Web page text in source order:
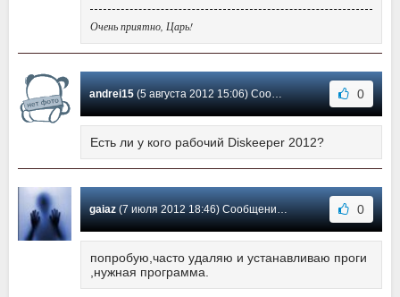
Очень приятно, Царь!
andrei15(5 августа 2012 15:06) Сообщение #8 0
Есть ли у кого рабочий Diskeeper 2012?
gaiaz(7 июля 2012 18:46) Сообщение #7 0
попробую,часто удаляю и устанавливаю проги
,нужная программа.